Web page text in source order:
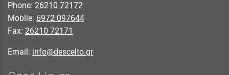
Phone: 26210 72172
Mobile: 6972 097644
Fax: 26210 72171
Email: info@descelto.gr